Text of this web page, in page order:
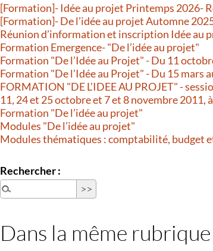
[Formation]- Idée au projet Printemps 2026-
[Formation]- De l’idée au projet Automne
Réunion d’information et inscription Idée au
Formation Emergence- "De l’idée au projet"
Formation "De l’Idée au Projet" - Du 11
Formation "De l’Idée au Projet" - Du 15 mars
FORMATION "DE L’IDEE AU PROJET" -
11, 24 et 25 octobre et 7 et 8 novembre 2011,
Formation "De l’idée au projet"
Modules "De l’idée au projet"
Modules thématiques : comptabilité, budget
Rechercher :
Dans la même rubrique